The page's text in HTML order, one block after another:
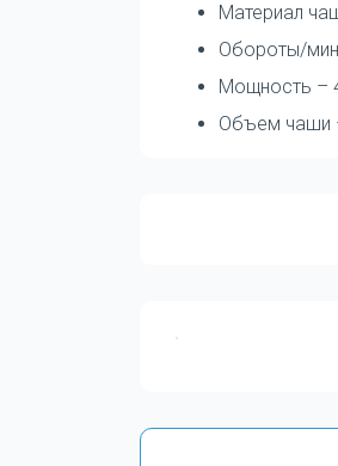
Материал
Обороты/
Мощность –
Объем чаши